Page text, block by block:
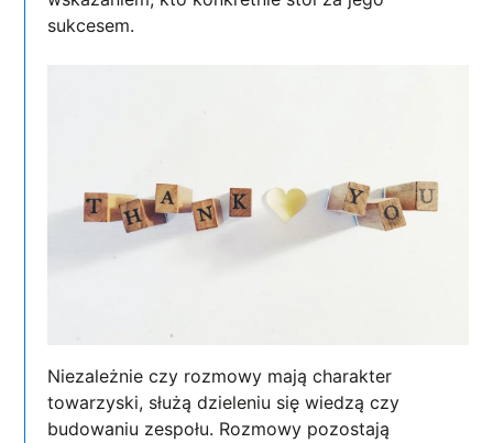
sukcesem.
Niezależnie czy rozmowy mają charakter
towarzyski, służą dzieleniu się wiedzą czy
budowaniu zespołu. Rozmowy pozostają